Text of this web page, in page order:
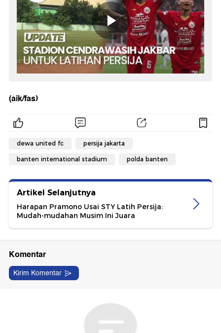
(aik/fas)
dewa united fc persija jakarta
banten international stadium polda banten
Artikel Selanjutnya
Harapan Pramono Usai STY Latih Persija:
Mudah-mudahan Musim Ini Juara